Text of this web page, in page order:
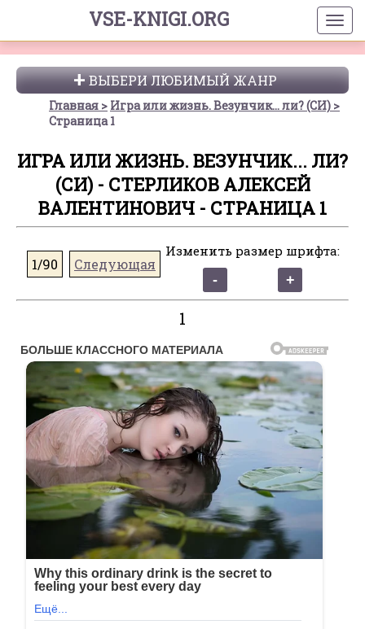
VSE-KNIGI.ORG
ВЫБЕРИ ЛЮБИМЫЙ ЖАНР
Главная
Игра или жизнь. Везунчик... ли? (СИ)
Страница 1
ИГРА ИЛИ ЖИЗНЬ. ВЕЗУНЧИК... ЛИ?
(СИ) - СТЕРЛИКОВ АЛЕКСЕЙ
ВАЛЕНТИНОВИЧ - СТРАНИЦА 1
1/90 Следующая
Изменить размер шрифта:
1